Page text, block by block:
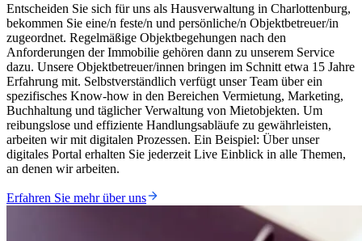
Entscheiden Sie sich für uns als Hausverwaltung in Charlottenburg,
bekommen Sie eine/n feste/n und persönliche/n Objektbetreuer/in
zugeordnet. Regelmäßige Objektbegehungen nach den
Anforderungen der Immobilie gehören dann zu unserem Service
dazu. Unsere Objektbetreuer/innen bringen im Schnitt etwa 15 Jahre
Erfahrung mit. Selbstverständlich verfügt unser Team über ein
spezifisches Know-how in den Bereichen Vermietung, Marketing,
Buchhaltung und täglicher Verwaltung von Mietobjekten. Um
reibungslose und effiziente Handlungsabläufe zu gewährleisten,
arbeiten wir mit digitalen Prozessen. Ein Beispiel: Über unser
digitales Portal erhalten Sie jederzeit Live Einblick in alle Themen,
an denen wir arbeiten.
Erfahren Sie mehr über uns